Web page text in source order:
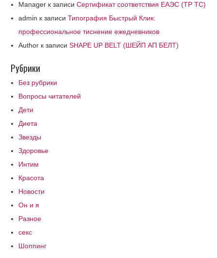
Manager к записиСертификат соответствия ЕАЭС (ТР ТС)
admin к записиТипография Быстрый Клик:
профессиональное тиснение ежедневников
Author к записиSHAPE UP BELT (ШЕЙП АП БЕЛТ)
Рубрики
Без рубрики
Вопросы читателей
Дети
Диета
Звезды
Здоровье
Интим
Красота
Новости
Он и я
Разное
секс
Шоппинг